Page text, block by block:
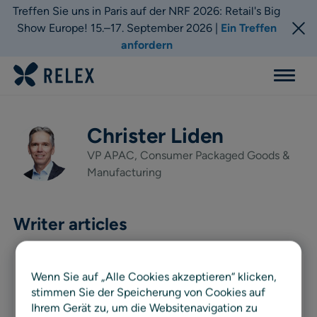
Treffen Sie uns in Paris auf der NRF 2026: Retail's Big
Show Europe! 15.–17. September 2026 | Ein Treffen
anfordern
Menu
Christer Liden
VP APAC, Consumer Packaged Goods &
Manufacturing
Writer articles
Guide
Geflügelplanung: die wichtigsten
Wenn Sie auf „Alle Cookies akzeptieren“ klicken,
stimmen Sie der Speicherung von Cookies auf
Ihrem Gerät zu, um die Websitenavigation zu